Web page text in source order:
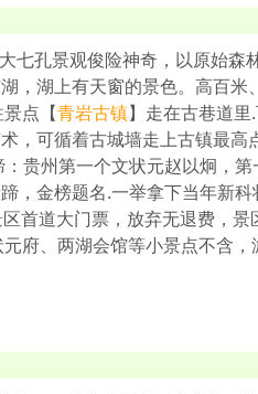
七孔景观俊险神奇，以原始森
，湖上有天窗的景色。高百米
点【青岩古镇】走在古巷道里
，可循着古城墙走上古镇最高
贵州第一个文状元赵以炯，第
，金榜题名.一举拿下当年新科
首道大门票，放弃无退费，景
府、两湖会馆等小景点不含，